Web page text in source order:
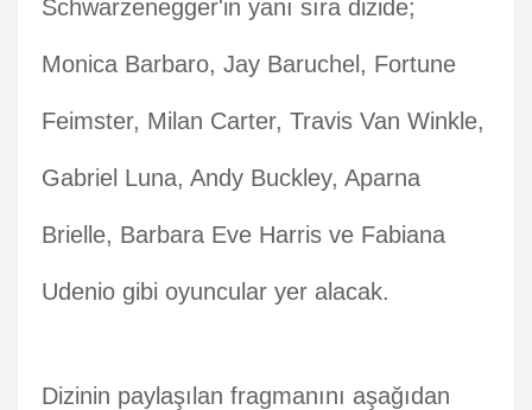
Schwarzenegger'in yanı sıra dizide;
Monica Barbaro, Jay Baruchel, Fortune
Feimster, Milan Carter, Travis Van Winkle,
Gabriel Luna, Andy Buckley, Aparna
Brielle, Barbara Eve Harris ve Fabiana
Udenio gibi oyuncular yer alacak.
Dizinin paylaşılan fragmanını aşağıdan